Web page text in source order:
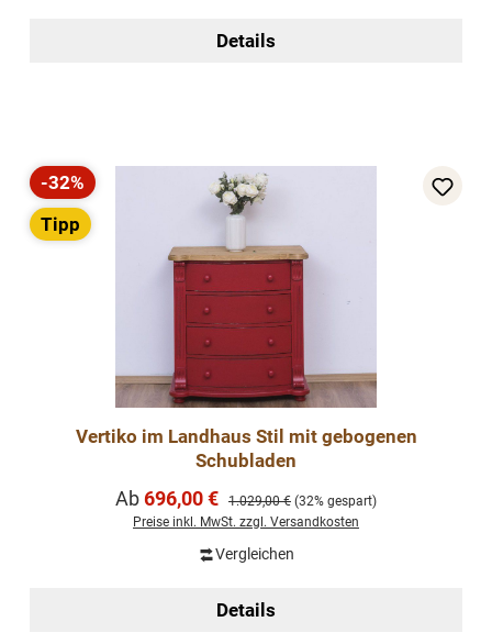
Details
Rabatt
-32%
Tipp
Vertiko im Landhaus Stil mit gebogenen
Schubladen
Verkaufspreis:
Ab696,00 € Regulärer Preis:
1.029,00 € (32% gespart)
Preise inkl. MwSt. zzgl. Versandkosten
Vergleichen
Details